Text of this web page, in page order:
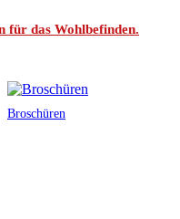
für das Wohlbefinden.
Broschüren